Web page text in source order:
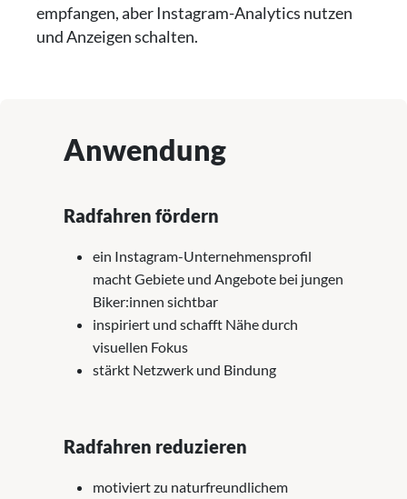
empfangen, aber Instagram-Analytics nutzen
und Anzeigen schalten.
Anwendung
Radfahren fördern
ein Instagram-Unternehmensprofil
macht Gebiete und Angebote bei jungen
Biker:innen sichtbar
inspiriert und schafft Nähe durch
visuellen Fokus
stärkt Netzwerk und Bindung
Radfahren reduzieren
motiviert zu naturfreundlichem